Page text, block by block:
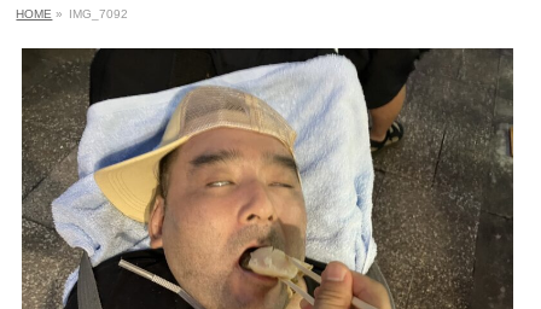
HOME » IMG_7092